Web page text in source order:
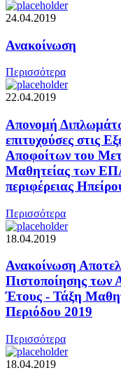
24.04.2019
Ανακοίνωση
Περισσότερα
22.04.2019
Απονομή
επιτυχούσες στις
Αποφοίτων του
Μαθητείας των
περιφέρειας
Περισσότερα
18.04.2019
Ανακοίνωση
Πιστοποίησης των
Έτους - Τάξη
Περιόδου 2019
Περισσότερα
18.04.2019